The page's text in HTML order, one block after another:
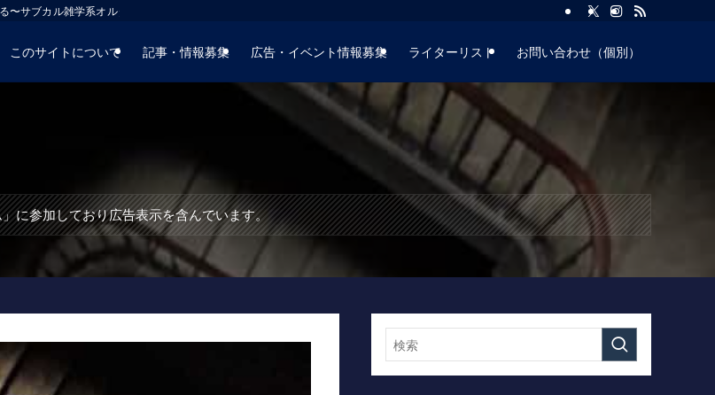
サブカル雑学系オルタナティブサイト
このサイトについて 記事・情報募集 広告・イベント情報募集 ライターリスト お問い合わせ（個別）
に参加しており広告表示を含んでいます。